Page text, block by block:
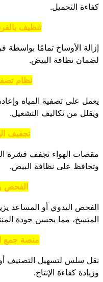
كفاءة التحميل.
تنظيف
لضمان نظافة البيض.
نظام
يعمل على تصفية المياه وإعادة
ويقلل من تكاليف التشغيل.
تجفيف
مقصات الهواء تجفف قشرة
وتحافظ على نظافة البيض.
الفحص
الفحص اليدوي أو المساعد
المتسخ، مما يحسن جودة
منصة جمع
نقل سلس لتسهيل التصنيف أو
وزيادة كفاءة الإنتاج.